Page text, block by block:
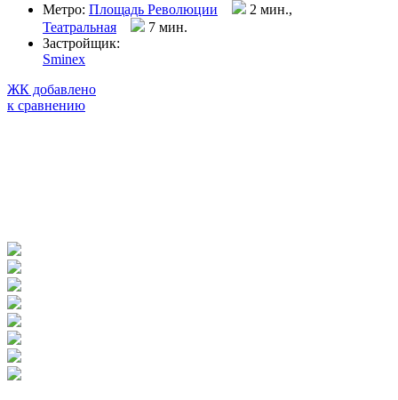
Метро: Площадь Революции
2 мин.,
Театральная
7 мин.
Застройщик:
Sminex
ЖК добавлено
к сравнению